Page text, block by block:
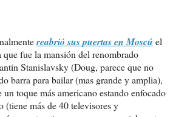
reabrió sus puertas en Moscú el
que fue la mansión del renombrado
Stanislavsky (Doug, parece que no
barra para bailar (mas grande y amplia),
toque más americano estando enfocado
(tiene más de 40 televisores y